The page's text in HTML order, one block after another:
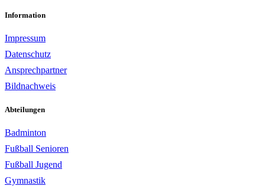
Information
Impressum
Datenschutz
Ansprechpartner
Bildnachweis
Abteilungen
Badminton
Fußball Senioren
Fußball Jugend
Gymnastik